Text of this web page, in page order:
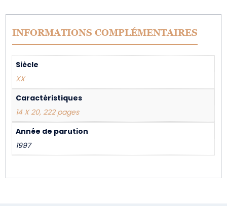
INFORMATIONS COMPLÉMENTAIRES
Siècle
XX
Caractéristiques
14 X 20, 222 pages
Année de parution
1997